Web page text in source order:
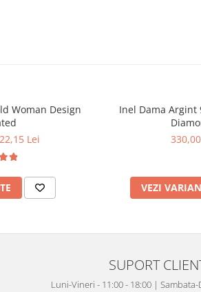
Woman Design
Lei
Inel Dama Argint
VEZI
SUPORT
Luni-Vineri - 11:00 - 18:00 |